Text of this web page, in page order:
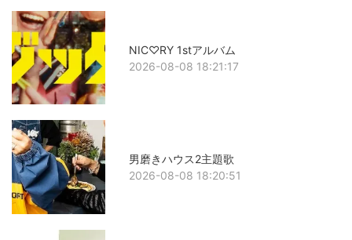
NIC♡RY 1stアルバム
2026-08-08 18:21:17
男磨きハウス2主題歌
2026-08-08 18:20:51